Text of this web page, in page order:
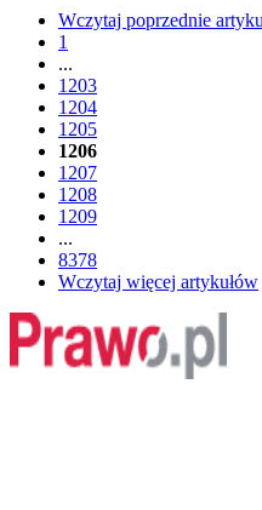
Wczytaj poprzednie
1
...
1203
1204
1205
1206
1207
1208
1209
...
8378
Wczytaj więcej artykułów